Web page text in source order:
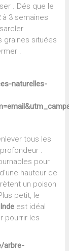
. Dés que le
3 semaines
graines situées
.
naturelles-
tous les
.
pour
hauteur de
un poison
petit, le
est idéal
pourrir les
arbre-